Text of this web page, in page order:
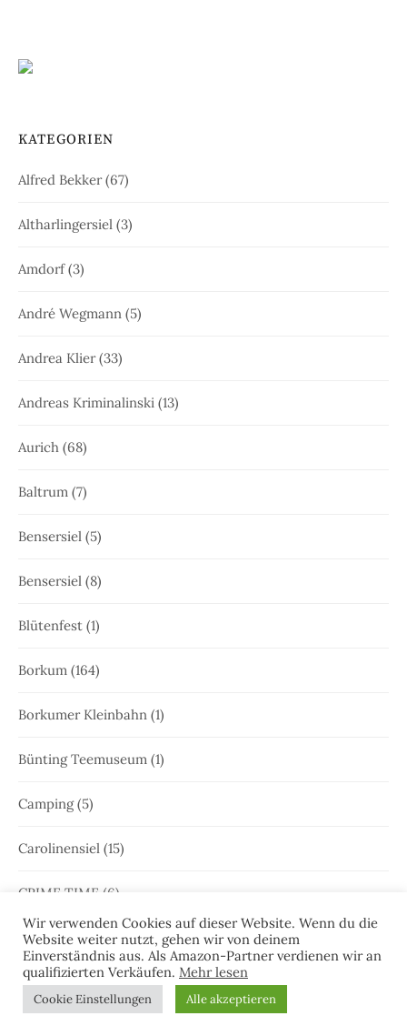
KATEGORIEN
Alfred Bekker(67)
Altharlingersiel (3)
Amdorf(3)
André Wegmann (5)
Andrea Klier(33)
Andreas Kriminalinski (13)
Aurich (68)
Baltrum (7)
Bensersiel (5)
Bensersiel (8)
Blütenfest (1)
Borkum (164)
Borkumer Kleinbahn (1)
Bünting Teemuseum (1)
Camping(5)
Carolinensiel (15)
CRIME TIME (6)
Ditzum(6)
Dornum(3)
Wir verwenden Cookies auf dieser Website. Wenn du die
Website weiter nutzt, gehen wir von deinem
Einverständnis aus. Als Amazon-Partner verdienen wir an
qualifizierten Verkäufen. Mehr lesen
Cookie Einstellungen Alle akzeptieren